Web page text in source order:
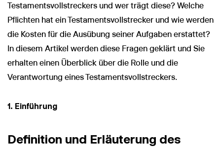
Testamentsvollstreckers und wer trägt diese? Welche
Pflichten hat ein Testamentsvollstrecker und wie werden
die Kosten für die Ausübung seiner Aufgaben erstattet?
In diesem Artikel werden diese Fragen geklärt und Sie
erhalten einen Überblick über die Rolle und die
Verantwortung eines Testamentsvollstreckers.
1. Einführung
Definition und Erläuterung des